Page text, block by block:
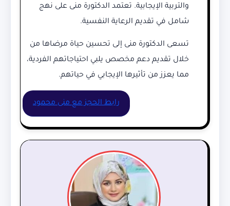
والتربية الإيجابية. تعتمد الدكتورة منى على نهج
شامل في تقديم الرعاية النفسية.
تسعى الدكتورة منى إلى تحسين حياة مرضاها من
خلال تقديم دعم مخصص يلبي احتياجاتهم الفردية،
مما يعزز من تأثيرها الإيجابي في حياتهم.
رابط الحجز مع منى محمود